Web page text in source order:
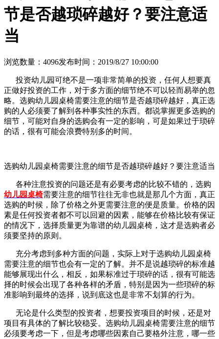
节是否越琐碎越好？要注意适
当
浏览数量：4096发布时间：2019/8/27 10:00:00
投资幼儿园可绝不是一项非常简单的投资，任何人想要真
正做好投资的工作，对于多方面的细节绝不可以轻而易举的忽
略。选购幼儿园桌椅需要注意的细节是否越琐碎越好，真正选
购的人必须要了解到各种事实性的东西。都说掌握更多选购的
细节，可能对自身的选购会有一定的影响，可是如果过于琐碎
的话，很有可能会浪费特别多的时间。
选购幼儿园桌椅需要注意的细节是否越琐碎越好？要注意适当
各种注意投资的问题还是有必要考虑的比较不错的，选购
幼儿园桌椅需要注意的细节往往无非也就是那几个方面，真正
选购的时候，除了价格之外更需要注意的便是质量。价格的因
素是任何投资者都不可以回避的因素，能够在价格比较有保证
的情况下，选择质量更为靠谱的幼儿园桌椅，这才是选购者必
须要坚持的原则。
充分考虑到多种方面的问题，实际上对于选购幼儿园桌椅
需要注意的细节也会有一定的了解。并不是说越琐碎的标准越
能够展现出什么，相反，如果标准过于琐碎的话，很有可能选
择的时候会出现了各种各样的矛盾，特别是因为一些琐碎的标
准影响到最终的选择，说到底这也是非常不划算的行为。
无论是什么类型的投资者，想要投资项目的时候，还是对
项目有具体的了解比较稳妥。选购幼儿园桌椅需要注意的细节
必须要考虑一下，但是考虑哪些因素自己要格外注意，哪一些